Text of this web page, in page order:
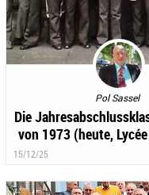
Pol Sassel
Die
von 1973 (heute,
15/12/25